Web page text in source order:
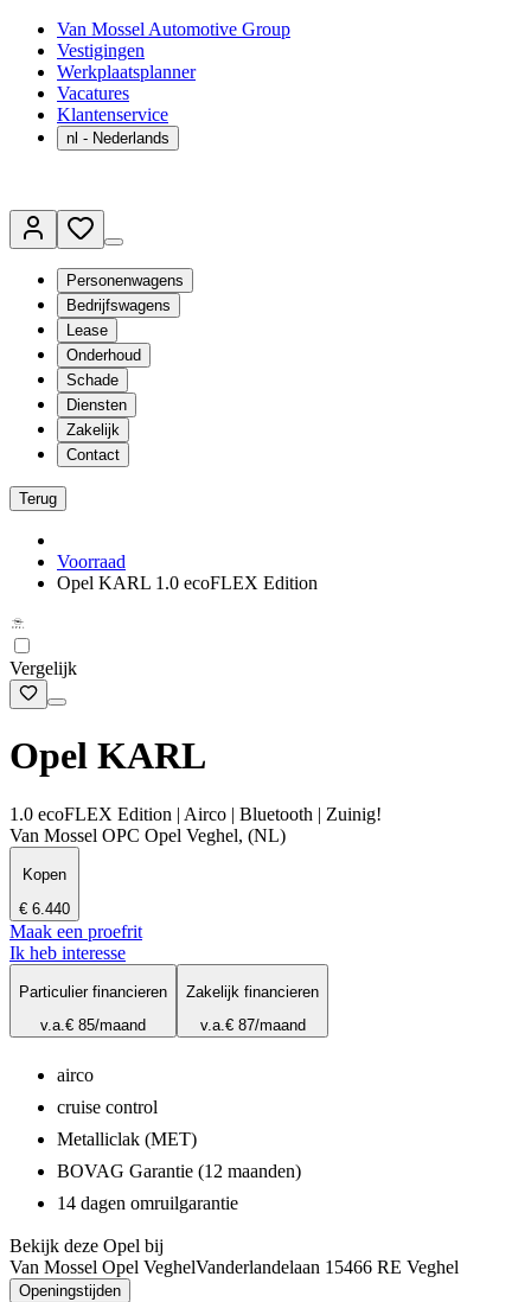
Van Mossel Automotive Group
Vestigingen
Werkplaatsplanner
Vacatures
Klantenservice
nl - Nederlands
Personenwagens
Bedrijfswagens
Lease
Onderhoud
Schade
Diensten
Zakelijk
Contact
Terug
Voorraad
Opel KARL 1.0 ecoFLEX Edition
Vergelijk
Opel KARL
1.0 ecoFLEX Edition | Airco | Bluetooth | Zuinig!
Van Mossel OPC Opel Veghel, (NL)
Kopen
€ 6.440
Maak een proefrit
Ik heb interesse
Particulier financieren
v.a.€ 85/maand
Zakelijk financieren
v.a.€ 87/maand
airco
cruise control
Metalliclak (MET)
BOVAG Garantie (12 maanden)
14 dagen omruilgarantie
Bekijk deze Opel bij
Van Mossel Opel VeghelVanderlandelaan 1 5466 RE Veghel
Openingstijden